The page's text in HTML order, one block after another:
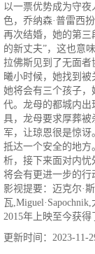
以一票优势成为守
色，乔纳森·普雷西
再次结婚，她的第三
的新丈夫”，这也意
拉佛斯见到了无面
曦小时候，她找到
她将会有三个孩子，
代。龙母的都城内
具，龙母要求厚葬被
军，让琼恩很是惊
抵达一个安全的地
析，接下来面对内
将会有更进一步的行
影视提要：迈克尔·
瓦
2015年上映至今获
更新时间：2023-11-